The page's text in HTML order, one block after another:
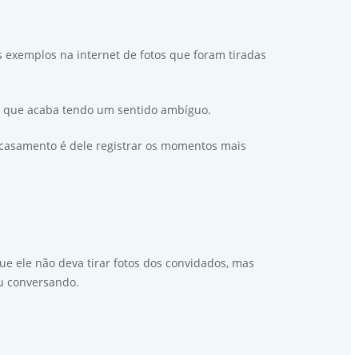
na internet de fotos que foram tiradas
acaba tendo um sentido ambíguo.
é dele registrar os momentos mais
ele não deva tirar fotos dos convidados, mas
conversando.